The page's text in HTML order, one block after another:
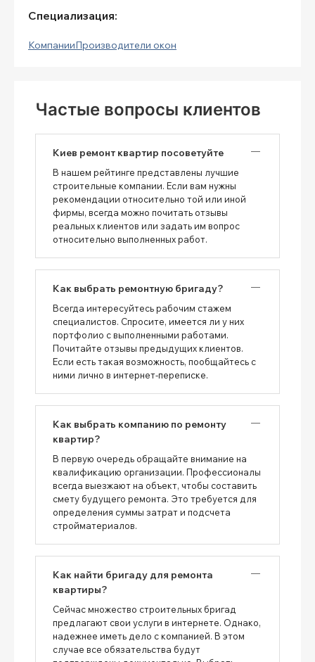
Специализация:
КомпанииПроизводители окон
Частые вопросы клиентов
Киев ремонт квартир посоветуйте
В нашем рейтинге представлены лучшие
строительные компании. Если вам нужны
рекомендации относительно той или иной
фирмы, всегда можно почитать отзывы
реальных клиентов или задать им вопрос
относительно выполненных работ.
Как выбрать ремонтную бригаду?
Всегда интересуйтесь рабочим стажем
специалистов. Спросите, имеется ли у них
портфолио с выполненными работами.
Почитайте отзывы предыдущих клиентов.
Если есть такая возможность, пообщайтесь с
ними лично в интернет-переписке.
Как выбрать компанию по ремонту
квартир?
В первую очередь обращайте внимание на
квалификацию организации. Профессионалы
всегда выезжают на объект, чтобы составить
смету будущего ремонта. Это требуется для
определения суммы затрат и подсчета
стройматериалов.
Как найти бригаду для ремонта
квартиры?
Сейчас множество строительных бригад
предлагают свои услуги в интернете. Однако,
надежнее иметь дело с компанией. В этом
случае все обязательства будут